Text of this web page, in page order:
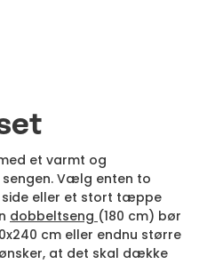
et varmt og
Vælg enten to
eller et stort tæppe
dobbeltseng (180 cm) bør
cm eller endnu større
at det skal dække